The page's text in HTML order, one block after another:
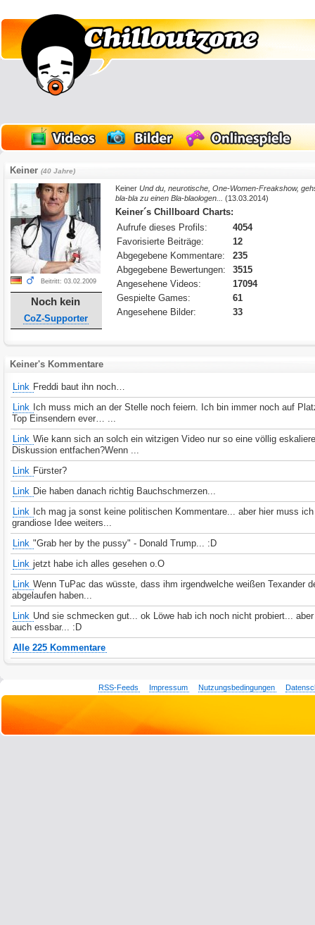
Keiner(40 Jahre)
Beitritt: 03.02.2009
Noch kein
CoZ-Supporter
KeinerUnd du, neurotische, One-Women-Freakshow,
bla-bla zu einen Bla-blaologen...
(13.03.2014)
Keiner´s Chillboard Charts:
Aufrufe dieses Profils:
4054
Favorisierte Beiträge:
12
Abgegebene Kommentare:
235
Abgegebene Bewertungen:
3515
Angesehene Videos:
17094
Gespielte Games:
61
Angesehene Bilder:
33
Keiner's Kommentare
Link Freddi baut ihn noch…
Link Ich muss mich an der Stelle noch feiern. Ich bin immer noch auf
Top Einsendern ever… ...
Link Wie kann sich an solch ein witzigen Video nur so eine völlig
Diskussion entfachen?Wenn ...
Link Fürster?
Link Die haben danach richtig Bauchschmerzen...
Link Ich mag ja sonst keine politischen Kommentare... aber hier muss
grandiose Idee weiters...
Link "Grab her by the pussy" - Donald Trump... :D
Link jetzt habe ich alles gesehen o.O
Link Wenn TuPac das wüsste, dass ihm irgendwelche weißen Texander
abgelaufen haben...
Link Und sie schmecken gut... ok Löwe hab ich noch nicht probiert...
auch essbar... :D
Alle 225 Kommentare
RSS-Feeds Impressum Nutzungsbedingungen